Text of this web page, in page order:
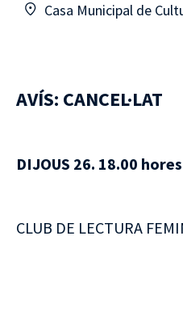
Casa Municipal de
AVÍS: CANCEL·LAT
DIJOUS 26. 18.00
CLUB DE LECTURA